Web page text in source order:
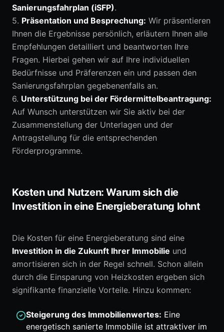
Sanierungsfahrplan (iSFP).
5. Präsentation und Besprechung: Wir präsentieren
Ihnen die Ergebnisse persönlich, erläutern Ihnen alle
Empfehlungen detailliert und beantworten Ihre
Fragen. Hierbei gehen wir auf Ihre individuellen
Bedürfnisse und Präferenzen ein und passen den
Sanierungsfahrplan gegebenenfalls an.
6. Unterstützung bei der Fördermittelbeantragung:
Auf Wunsch unterstützen wir Sie aktiv bei der
Zusammenstellung der Unterlagen und der
Antragstellung für die entsprechenden
Förderprogramme.
Kosten und Nutzen: Warum sich die
Investition in eine Energieberatung lohnt
Die Kosten für eine Energieberatung sind eine
Investition in die Zukunft Ihrer Immobilie und
amortisieren sich in der Regel schnell. Schon allein
durch die Einsparung von Heizkosten ergeben sich
signifikante finanzielle Vorteile. Hinzu kommen:
Steigerung des Immobilienwertes: Eine
energetisch sanierte Immobilie ist attraktiver im